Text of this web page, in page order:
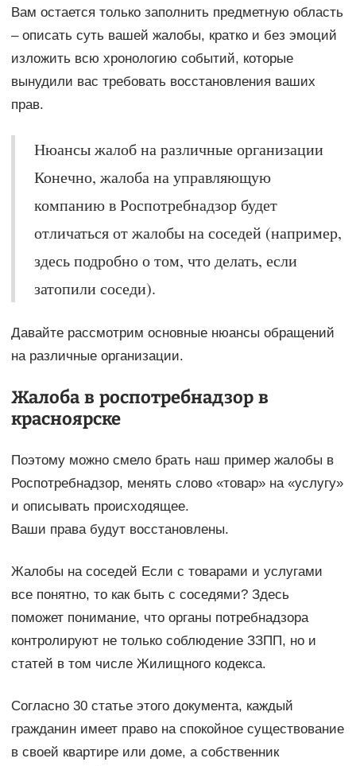
Вам остается только заполнить предметную область
– описать суть вашей жалобы, кратко и без эмоций
изложить всю хронологию событий, которые
вынудили вас требовать восстановления ваших
прав.
Нюансы жалоб на различные организации
Конечно, жалоба на управляющую
компанию в Роспотребнадзор будет
отличаться от жалобы на соседей (например,
здесь подробно о том, что делать, если
затопили соседи).
Давайте рассмотрим основные нюансы обращений
на различные организации.
Жалоба в роспотребнадзор в
красноярске
Поэтому можно смело брать наш пример жалобы в
Роспотребнадзор, менять слово «товар» на «услугу»
и описывать происходящее.
Ваши права будут восстановлены.
Жалобы на соседей Если с товарами и услугами
все понятно, то как быть с соседями? Здесь
поможет понимание, что органы потребнадзора
контролируют не только соблюдение ЗЗПП, но и
статей в том числе Жилищного кодекса.
Согласно 30 статье этого документа, каждый
гражданин имеет право на спокойное существование
в своей квартире или доме, а собственник